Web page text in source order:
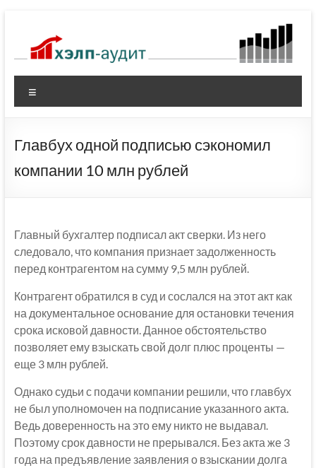
содержимому
Главбух одной подписью сэкономил
компании 10 млн рублей
Главный бухгалтер подписал акт сверки. Из него
следовало, что компания признает задолженность
перед контрагентом на сумму 9,5 млн рублей.
Контрагент обратился в суд и сослался на этот акт как
на документальное основание для остановки течения
срока исковой давности. Данное обстоятельство
позволяет ему взыскать свой долг плюс проценты —
еще 3 млн рублей.
Однако судьи с подачи компании решили, что главбух
не был уполномочен на подписание указанного акта.
Ведь доверенность на это ему никто не выдавал.
Поэтому срок давности не прерывался. Без акта же 3
года на предъявление заявления о взыскании долга